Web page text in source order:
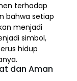
terhadap
bahwa setiap
menjadi
simbol,
hidup
dan Aman